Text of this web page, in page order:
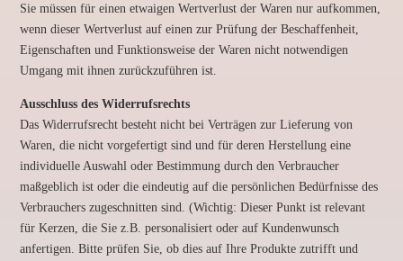
Sie müssen für einen etwaigen Wertverlust der Waren nur aufkommen,
wenn dieser Wertverlust auf einen zur Prüfung der Beschaffenheit,
Eigenschaften und Funktionsweise der Waren nicht notwendigen
Umgang mit ihnen zurückzuführen ist.
Ausschluss des Widerrufsrechts
Das Widerrufsrecht besteht nicht bei Verträgen zur Lieferung von
Waren, die nicht vorgefertigt sind und für deren Herstellung eine
individuelle Auswahl oder Bestimmung durch den Verbraucher
maßgeblich ist oder die eindeutig auf die persönlichen Bedürfnisse des
Verbrauchers zugeschnitten sind. (Wichtig: Dieser Punkt ist relevant
für Kerzen, die Sie z.B. personalisiert oder auf Kundenwunsch
anfertigen. Bitte prüfen Sie, ob dies auf Ihre Produkte zutrifft und